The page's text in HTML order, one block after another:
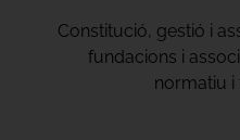
Constitució, gestió i
fundacions i
normatiu i